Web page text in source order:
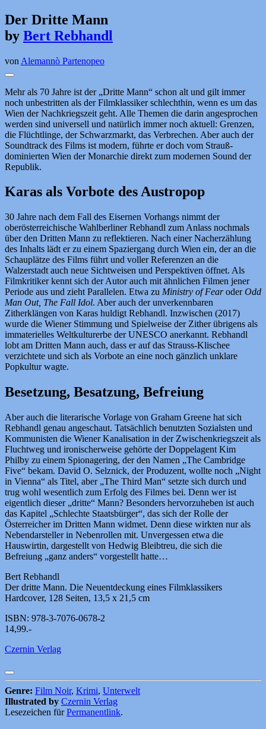
Der Dritte Mann
by Bert Rebhandl
von Alemannò Partenopeo
Mehr als 70 Jahre ist der „Dritte Mann“ schon alt und gilt immer
noch unbestritten als der Filmklassiker schlechthin, wenn es um das
Wien der Nachkriegszeit geht. Alle Themen die darin angesprochen
werden sind universell und natürlich immer noch aktuell: Grenzen,
die Flüchtlinge, der Schwarzmarkt, das Verbrechen. Aber auch der
Soundtrack des Films ist modern, führte er doch vom Strauß-
dominierten Wien der Monarchie direkt zum modernen Sound der
Republik.
Karas als Vorbote des Austropop
30 Jahre nach dem Fall des Eisernen Vorhangs nimmt der
oberösterreichische Wahlberliner Rebhandl zum Anlass nochmals
über den Dritten Mann zu reflektieren. Nach einer Nacherzählung
des Inhalts lädt er zu einem Spaziergang durch Wien ein, der an die
Schauplätze des Films führt und voller Referenzen an die
Walzerstadt auch neue Sichtweisen und Perspektiven öffnet. Als
Filmkritiker kennt sich der Autor auch mit ähnlichen Filmen jener
Periode aus und zieht Parallelen. Etwa zu Ministry of FearoderOdd
Man Out, The Fall Idol. Aber auch der unverkennbaren
Zitherklängen von Karas huldigt Rebhandl. Inzwischen (2017)
wurde die Wiener Stimmung und Spielweise der Zither übrigens als
immaterielles Weltkulturerbe der UNESCO anerkannt. Rebhandl
lobt am Dritten Mann auch, dass er auf das Strauss-Klischee
verzichtete und sich als Vorbote an eine noch gänzlich unklare
Popkultur wagte.
Besetzung, Besatzung, Befreiung
Aber auch die literarische Vorlage von Graham Greene hat sich
Rebhandl genau angeschaut. Tatsächlich benutzten Sozialsten und
Kommunisten die Wiener Kanalisation in der Zwischenkriegszeit als
Fluchtweg und ironischerweise gehörte der Doppelagent Kim
Philby zu einem Spionagering, der den Namen „The Cambridge
Five“ bekam. David O. Selznick, der Produzent, wollte noch „Night
in Vienna“ als Titel, aber „The Third Man“ setzte sich durch und
trug wohl wesentlich zum Erfolg des Filmes bei. Denn wer ist
eigentlich dieser „dritte“ Mann? Besonders hervorzuheben ist auch
das Kapitel „Schlechte Staatsbürger“, das sich der Rolle der
Österreicher im Dritten Mann widmet. Denn diese wirkten nur als
Nebendarsteller in Nebenrollen mit. Unvergessen etwa die
Hauswirtin, dargestellt von Hedwig Bleibtreu, die sich die
Befreiung „ganz anders“ vorgestellt hatte…
Bert Rebhandl
Der dritte Mann. Die Neuentdeckung eines Filmklassikers
Hardcover, 128 Seiten, 13,5 x 21,5 cm
ISBN: 978-3-7076-0678-2
14,99.-
Czernin Verlag
Genre: Film Noir, Krimi, Unterwelt
Illustrated by Czernin Verlag
Lesezeichen fürPermanentlink.